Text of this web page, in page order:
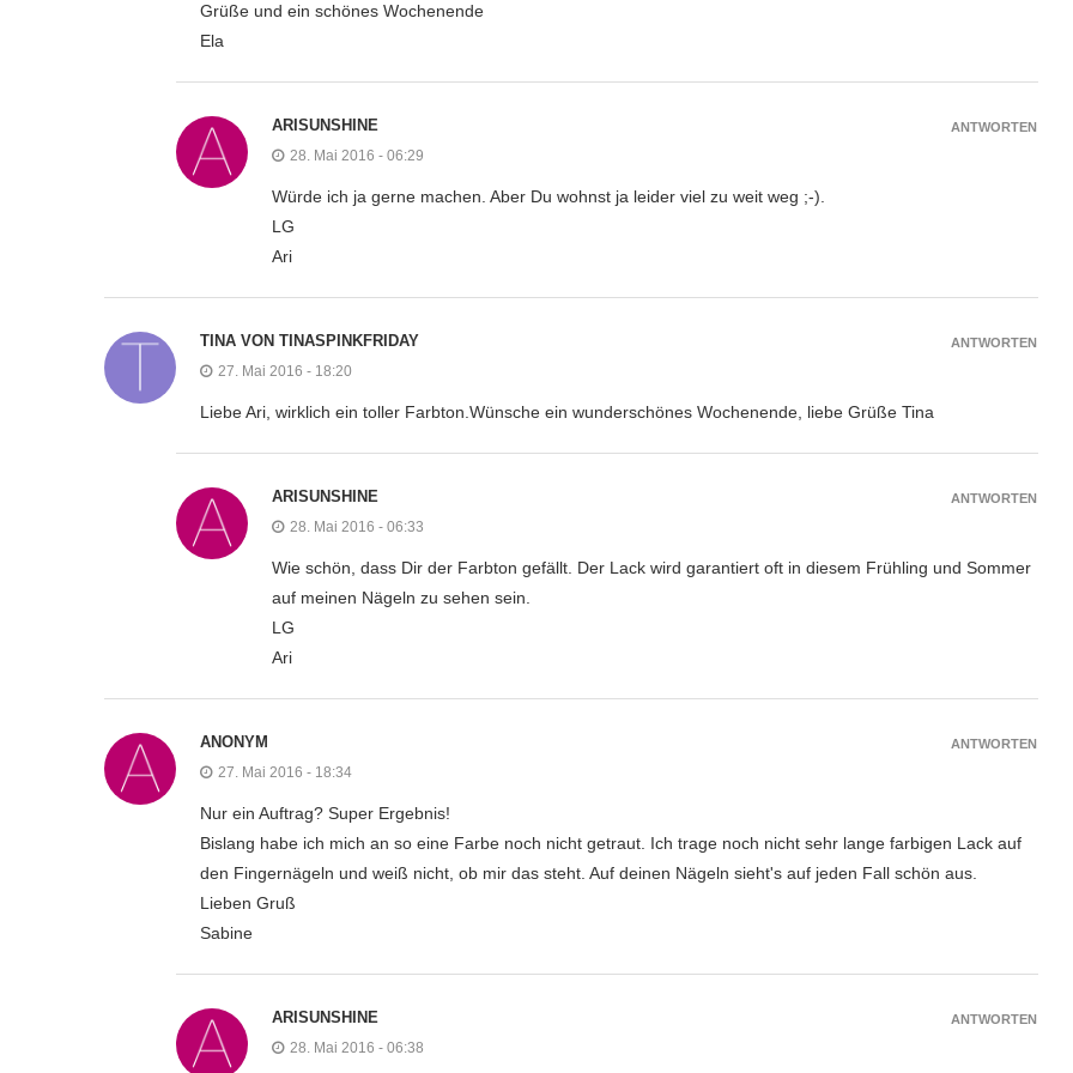
Grüße und ein schönes Wochenende
Ela
ARISUNSHINE
28. Mai 2016 - 06:29
Würde ich ja gerne machen. Aber Du wohnst ja leider viel zu weit weg ;-).
LG
Ari
ANTWORTEN
TINA VON TINASPINKFRIDAY
27. Mai 2016 - 18:20
Liebe Ari, wirklich ein toller Farbton.Wünsche ein wunderschönes Wochenende, liebe Grüße Tina
ANTWORTEN
ARISUNSHINE
28. Mai 2016 - 06:33
Wie schön, dass Dir der Farbton gefällt. Der Lack wird garantiert oft in diesem Frühling und Sommer
auf meinen Nägeln zu sehen sein.
LG
Ari
ANTWORTEN
ANONYM
27. Mai 2016 - 18:34
Nur ein Auftrag? Super Ergebnis!
Bislang habe ich mich an so eine Farbe noch nicht getraut. Ich trage noch nicht sehr lange farbigen Lack auf
den Fingernägeln und weiß nicht, ob mir das steht. Auf deinen Nägeln sieht's auf jeden Fall schön aus.
Lieben Gruß
Sabine
ANTWORTEN
ARISUNSHINE
28. Mai 2016 - 06:38
ANTWORTEN